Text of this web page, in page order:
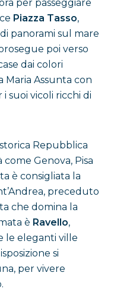
per passeggiare
Piazza Tasso,
panorami sul mare
poi verso
dai colori
Maria Assunta con
i suoi vicoli ricchi di
Repubblica
Genova, Pisa
è consigliata la
preceduto
che domina la
è Ravello,
le eleganti ville
si
per vivere